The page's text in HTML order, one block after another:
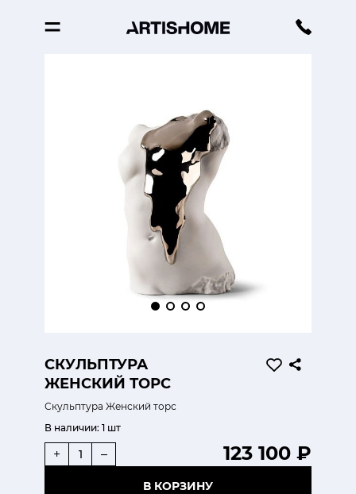
СКУЛЬПТУРА
ЖЕНСКИЙ ТОРС
Скульптура Женский торс
В наличии: 1 шт
123 100 ₽
+ –
В КОРЗИНУ